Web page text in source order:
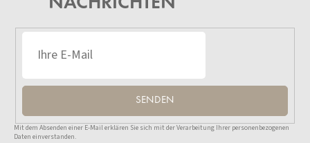
SENDEN
Mit dem Absenden einer E-Mail erklären Sie sich mit der Verarbeitung Ihrer personenbezogenen
Daten einverstanden.